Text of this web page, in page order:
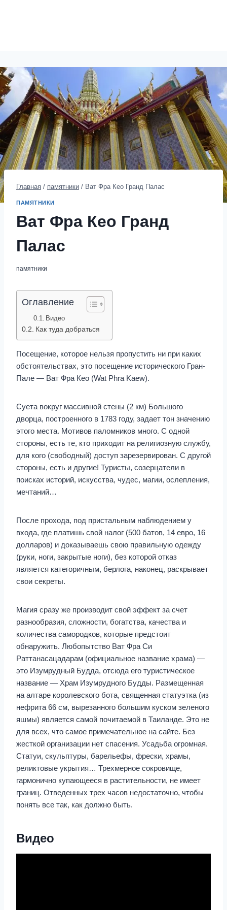
Главная / памятники / Ват Фра Кео Гранд Палас
ПАМЯТНИКИ
Ват Фра Кео Гранд
Палас
памятники
Оглавление
Видео
Как туда добраться
Посещение, которое нельзя пропустить ни при каких
обстоятельствах, это посещение исторического Гран-
Пале — Ват Фра Кео (Wat Phra Kaew).
Суета вокруг массивной стены (2 км) Большого
дворца, построенного в 1783 году, задает тон значению
этого места. Мотивов паломников много. С одной
стороны, есть те, кто приходит на религиозную службу,
для кого (свободный) доступ зарезервирован. С другой
стороны, есть и другие! Туристы, созерцатели в
поисках историй, искусства, чудес, магии, ослепления,
мечтаний…
После прохода, под пристальным наблюдением у
входа, где платишь свой налог (500 батов, 14 евро, 16
долларов) и доказываешь свою правильную одежду
(руки, ноги, закрытые ноги), без которой отказ
является категоричным, берлога, наконец, раскрывает
свои секреты.
Магия сразу же производит свой эффект за счет
разнообразия, сложности, богатства, качества и
количества самородков, которые предстоит
обнаружить. Любопытство Ват Фра Си
Раттанасацадарам (официальное название храма) —
это Изумрудный Будда, отсюда его туристическое
название — Храм Изумрудного Будды. Размещенная
на алтаре королевского бота, священная статуэтка (из
нефрита 66 см, вырезанного большим куском зеленого
яшмы) является самой почитаемой в Таиланде. Это не
для всех, что самое примечательное на сайте. Без
жесткой организации нет спасения. Усадьба огромная.
Статуи, скульптуры, барельефы, фрески, храмы,
реликтовые укрытия… Трехмерное сокровище,
гармонично купающееся в растительности, не имеет
границ. Отведенных трех часов недостаточно, чтобы
понять все так, как должно быть.
Видео